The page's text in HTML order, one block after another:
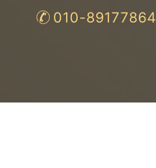
010-89177864